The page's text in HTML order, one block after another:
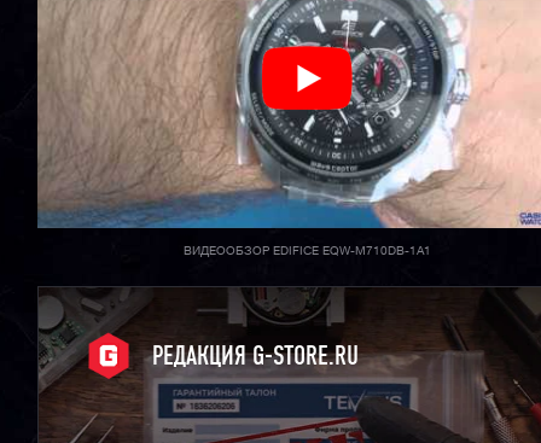
ВИДЕООБЗОР EDIFICE EQW-M710DB-1A1
РЕДАКЦИЯ G-STORE.RU